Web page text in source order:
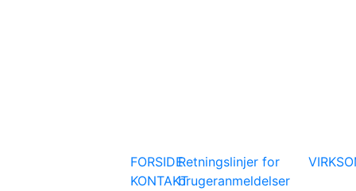
FORSIDE
KONTAKT
Retningslinjer for
brugeranmeldelser